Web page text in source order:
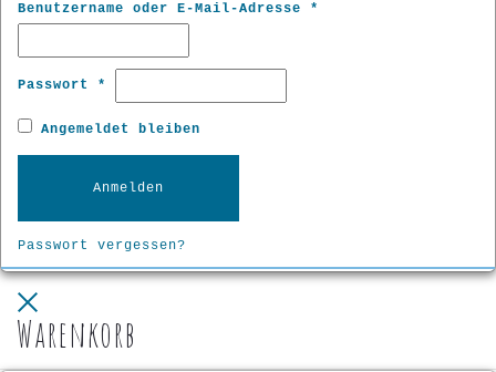
Benutzername oder E-Mail-Adresse *
Passwort *
Angemeldet bleiben
Anmelden
Passwort vergessen?
Warenkorb